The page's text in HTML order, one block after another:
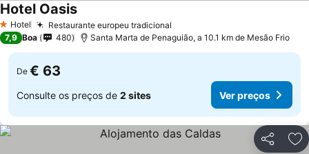
1 Estrelas
Hotel Restaurante europeu tradicional
Hotel Oasis
7,9 Boa 480 Santa Marta de Penaguião, a 10.1 km de Mesão Frio
De € 63
Consulte os preços de 2 sites Ver preços
Partilhar